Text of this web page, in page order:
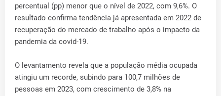
percentual (pp) menor que o nível de 2022, com 9,6%. O
resultado confirma tendência já apresentada em 2022 de
recuperação do mercado de trabalho após o impacto da
pandemia da covid-19.
O levantamento revela que a população média ocupada
atingiu um recorde, subindo para 100,7 milhões de
pessoas em 2023, com crescimento de 3,8% na